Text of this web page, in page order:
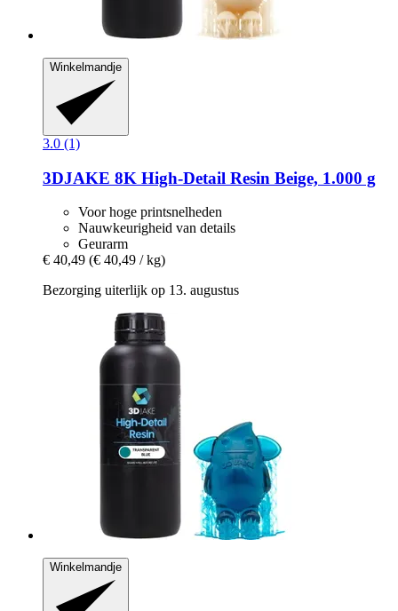
Winkelmandje
3.0 (1)
3DJAKE 8K High-​Detail Resin Beige, 1.000 g
Voor hoge printsnelheden
Nauwkeurigheid van details
Geurarm
€ 40,49 (€ 40,49 / kg)
Bezorging uiterlijk op 13. augustus
Winkelmandje